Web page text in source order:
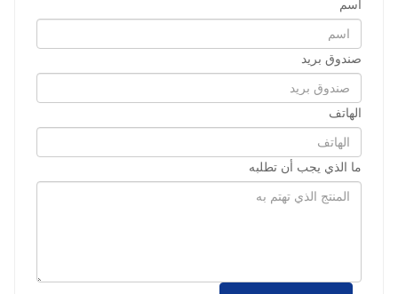
اسم
صندوق بريد
الهاتف
ما الذي يجب أن تطلبه